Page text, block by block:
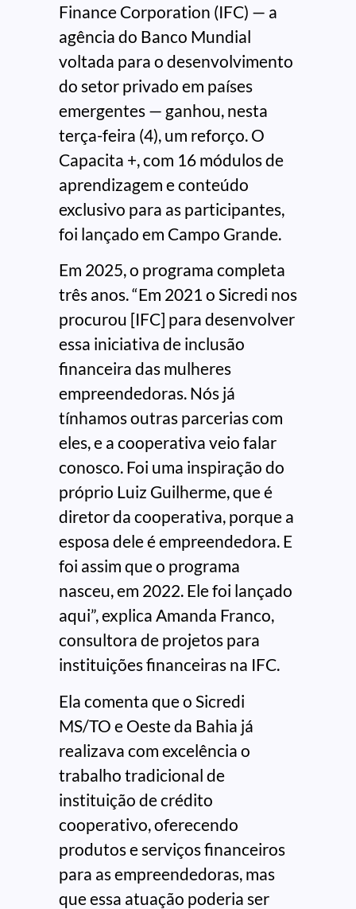
Finance Corporation (IFC) — a
agência do Banco Mundial
voltada para o desenvolvimento
do setor privado em países
emergentes — ganhou, nesta
terça-feira (4), um reforço. O
Capacita +, com 16 módulos de
aprendizagem e conteúdo
exclusivo para as participantes,
foi lançado em Campo Grande.
Em 2025, o programa completa
três anos. “Em 2021 o Sicredi nos
procurou [IFC] para desenvolver
essa iniciativa de inclusão
financeira das mulheres
empreendedoras. Nós já
tínhamos outras parcerias com
eles, e a cooperativa veio falar
conosco. Foi uma inspiração do
próprio Luiz Guilherme, que é
diretor da cooperativa, porque a
esposa dele é empreendedora. E
foi assim que o programa
nasceu, em 2022. Ele foi lançado
aqui”, explica Amanda Franco,
consultora de projetos para
instituições financeiras na IFC.
Ela comenta que o Sicredi
MS/TO e Oeste da Bahia já
realizava com excelência o
trabalho tradicional de
instituição de crédito
cooperativo, oferecendo
produtos e serviços financeiros
para as empreendedoras, mas
que essa atuação poderia ser